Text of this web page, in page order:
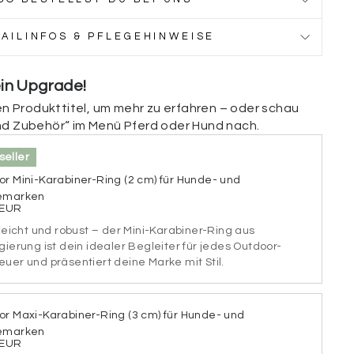
deiner Marke personalisieren. Füge deine
einen Hinweis (z. B. „Ich bin gechipt“), deine
medizinische Infos (z. B. „Diabetiker“,
Medikamente“) hinzu. Wenn du die Rückseite
möchtest, kannst du dieses Feld einfach
aus.
& PFLEGEHINWEISE
Upgrade!
Produkttitel, um mehr zu erfahren – oder schau
Zubehör“ im Menü Pferd oder Hund nach.
Mini-Karabiner-Ring (2 cm) für Hunde- und
und robust – der Mini-Karabiner-Ring aus
ist dein idealer Begleiter für jedes Outdoor-
und präsentiert deine Marke mit Stil.
Maxi-Karabiner-Ring (3 cm) für Hunde- und